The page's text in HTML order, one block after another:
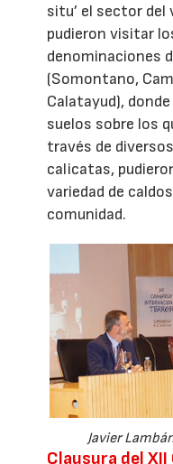
situ’ el sector del
pudieron visitar
denominaciones
(Somontano,
Calatayud),
suelos sobre los
través de
calicatas,
variedad de
comunidad.
Javier
Clausura del